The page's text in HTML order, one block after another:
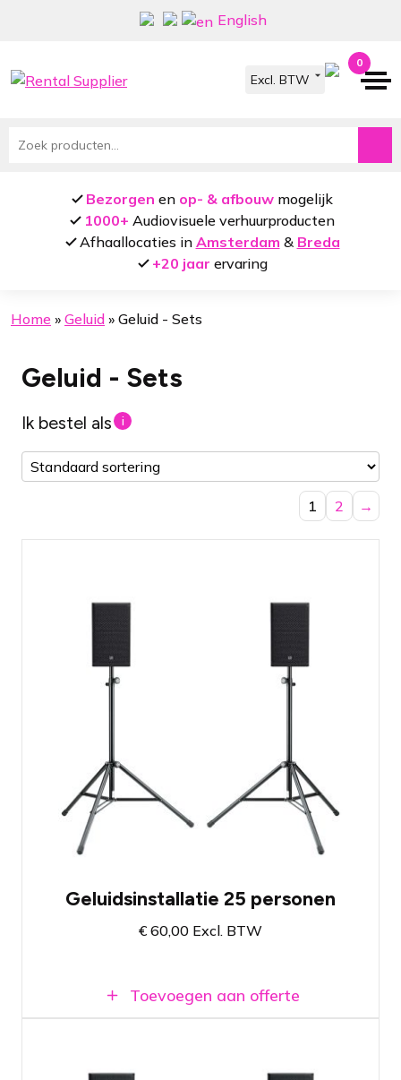
navigatie
inhoud
English
0
Zoeken
Bezorgen en op- & afbouw mogelijk
1000+ Audiovisuele verhuurproducten
Afhaallocaties in Amsterdam & Breda
+20 jaar ervaring
Home » Geluid » Geluid - Sets
Geluid - Sets
Ik bestel als i
1 2 →
omvang
Zuivere klankweergave
Beschikbaar bij vestiging Amsterdam en
Breda
Geluidsinstallatie 25 personen
€ 60,00 Excl. BTW
Toevoegen aan offerte